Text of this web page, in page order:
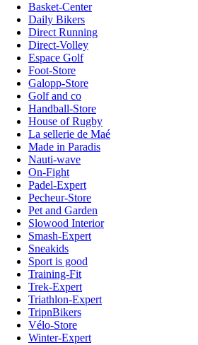
Basket-Center
Daily Bikers
Direct Running
Direct-Volley
Espace Golf
Foot-Store
Galopp-Store
Golf and co
Handball-Store
House of Rugby
La sellerie de Maé
Made in Paradis
Nauti-wave
On-Fight
Padel-Expert
Pecheur-Store
Pet and Garden
Slowood Interior
Smash-Expert
Sneakids
Sport is good
Training-Fit
Trek-Expert
Triathlon-Expert
TripnBikers
Vélo-Store
Winter-Expert